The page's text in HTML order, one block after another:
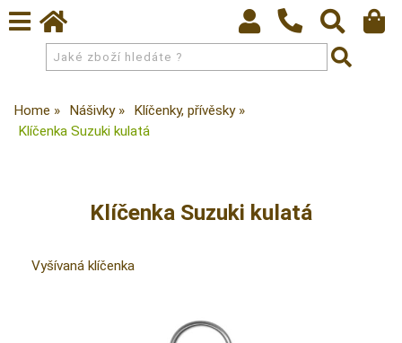
Home Nášivky
Klíčenky, přívěsky
Klíčenka Suzuki kulatá
Klíčenka Suzuki kulatá
Vyšívaná klíčenka